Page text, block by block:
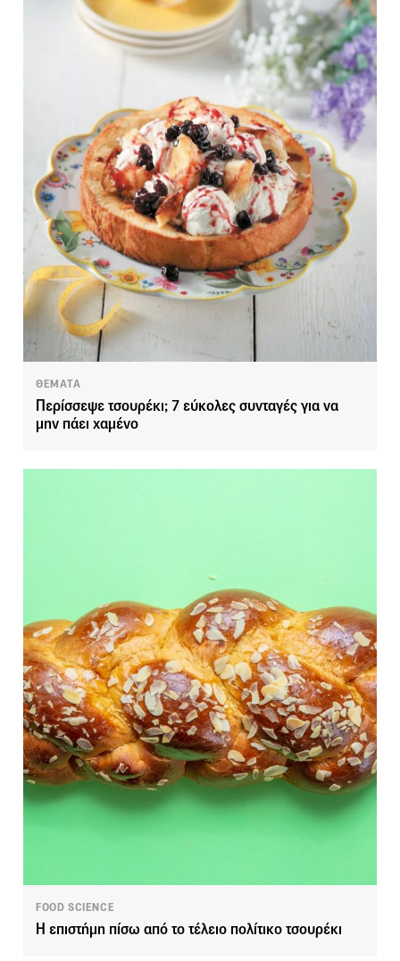
ΘΕΜΑΤΑ
Περίσσεψε τσουρέκι; 7 εύκολες συνταγές για να
μην πάει χαμένο
FOOD SCIENCE
Η επιστήμη πίσω από το τέλειο πολίτικο τσουρέκι